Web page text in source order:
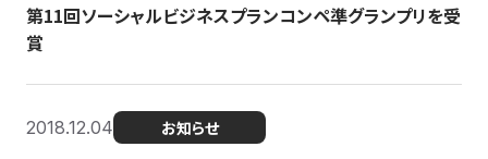
第11回ソーシャルビジネスプランコンペ準グランプリを受
賞
2018.12.04 お知らせ